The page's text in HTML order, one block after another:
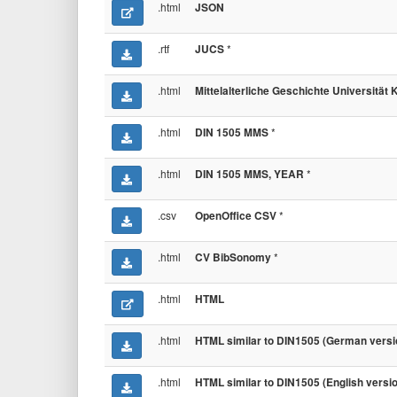
.html JSON
.rtf JUCS*
.html Mittelalterliche Geschichte Universität
.html DIN 1505 MMS*
.html DIN 1505 MMS, YEAR *
.csv OpenOffice CSV*
.html CV BibSonomy*
.html HTML
.html HTML similar to DIN1505 (German
.html HTML similar to DIN1505 (English